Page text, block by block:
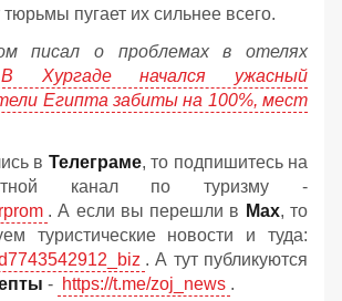
тюрьмы пугает их сильнее всего.
писал о проблемах в отелях
В Хургаде начался ужасный
Египта забиты на 100%, мест
в Телеграме, то подпишитесь на
канал по туризму -
. А если вы перешли в Мах, то
туристические новости и туда:
. А тут публикуются
- https://t.me/zoj_news .